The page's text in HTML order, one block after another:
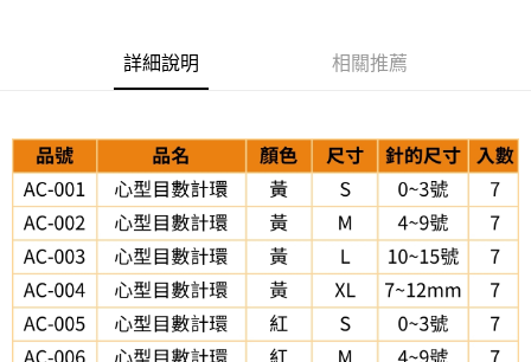
法說明評估內容。
【繳款方式說明】
2.透過簡訊連結打開帳單後，可選擇「超商條碼／台灣大直營門市／銀行轉
帳／街口支付／iPASS MONEY」等通路繳費。
【注意事項】
1.本服務係由「台灣大哥大股份有限公司」（以下簡稱本公司）所提供，讓
用戶於交易時，得透過本服務購買商品或服務，並由商店將買賣／分期付款
買賣價金債權讓與本公司後，依約使用本公司帳單繳交帳款。
2.基於同意付款使用「大哥付你分期」之契約關係目的，商店將以您的個人
資料（包含姓名、電話或地址）提供予台灣大哥大進項蒐集、處理及利用，
由本公司與您本人進行分期帳單所需資料之確認、核對及更正。
3.完整用戶服務條款，請詳閱以下連結：https://oppay.tw/userRule
３．安心：先確認商品／服務後，再付款。
結帳頁面，進行簡訊認證並確認金額後，即可完成結帳。
２．訂單成立數日內，您將收到繳費通知簡訊。
３．收到繳費通知簡訊後14天內，點擊此簡訊中的連結，可透過四大超商／
ATM／網路銀行／等多元方式進行付款，方視為交易完成。
※ 請注意：結帳手續完成當下不需立刻繳費，但若您需要取消訂單，請聯絡
購買商品的店家。未經商家同意取消之訂單仍視為有效，需透過AFTEE先享
後付繳納相關費用。
※ 交易是否成功請以「AFTEE先享後付 」之結帳頁面顯示為準，若有關於
是否繳費成功／繳費後需取消欲退款等相關疑問，請聯繫「AFTEE先享後付
客戶支援中心」https://netprotections.freshdesk.com/support/home
7-11取貨付款
每筆NT$65，滿NT$1,500(含以上)免運費
宅配
每筆NT$150，滿NT$1,500(含以上)免運費
離島宅配
每筆NT$240
詳細說明 相關推薦